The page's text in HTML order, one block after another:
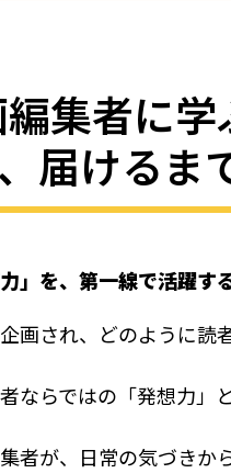
集者に
届ける
」を、第一線で活躍す
画され、どのように読
ならではの「発想力」
者が、日常の気づきか